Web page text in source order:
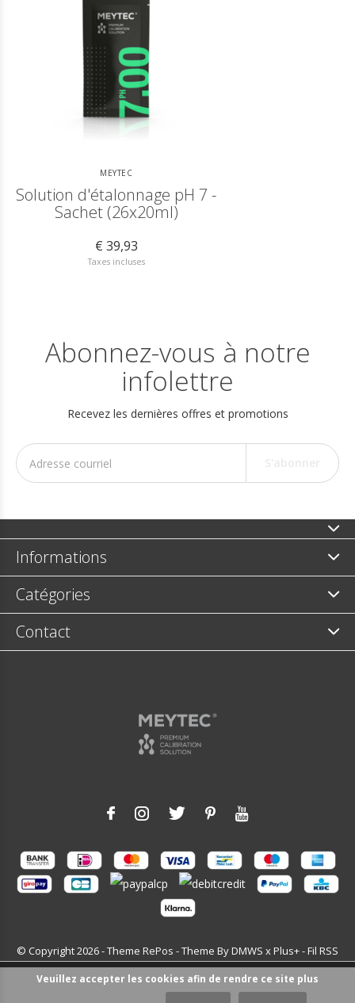
MEYTEC
Solution d'étalonnage pH 7 -
Sachet (26x20ml)
€ 39,93
Taxes incluses
Abonnez-vous à notre
infolettre
Recevez les dernières offres et promotions
Informations
Catégories
Contact
© Copyright2026- Theme RePos - Theme ByDMWS xPlus+-Fil RSS
Veuillez accepter les cookies afin de rendre ce site plus